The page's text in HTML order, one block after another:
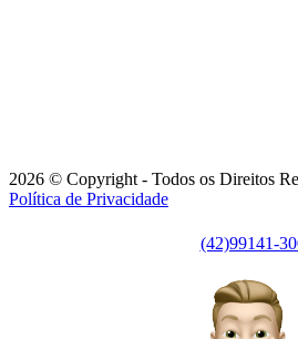
2026 © Copyright - Todos os Direitos
Política de Privacidade
(42)99141-